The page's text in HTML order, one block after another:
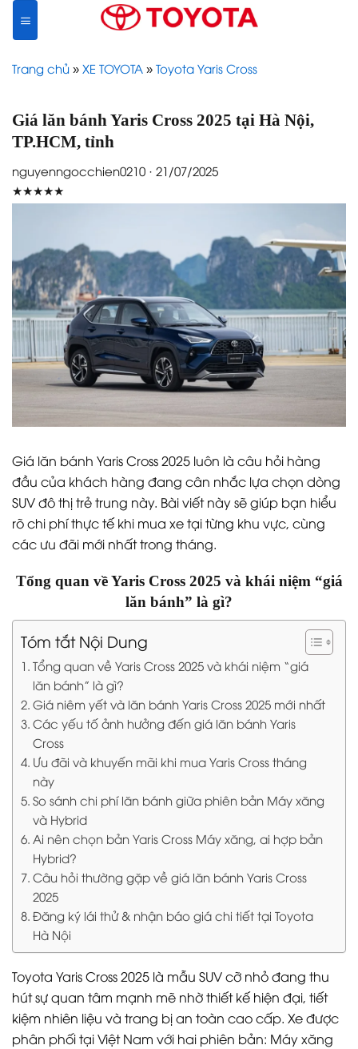
content
Trang chủ » XE TOYOTA » Toyota Yaris Cross
Giá lăn bánh Yaris Cross 2025 tại Hà Nội,
TP.HCM, tỉnh
nguyenngocchien0210 · 21/07/2025
★★★★★
Giá lăn bánh Yaris Cross 2025 luôn là câu hỏi hàng
đầu của khách hàng đang cân nhắc lựa chọn dòng
SUV đô thị trẻ trung này. Bài viết này sẽ giúp bạn hiểu
rõ chi phí thực tế khi mua xe tại từng khu vực, cùng
các ưu đãi mới nhất trong tháng.
Tổng quan về Yaris Cross 2025 và khái niệm “giá
lăn bánh” là gì?
Tóm tắt Nội Dung
Tổng quan về Yaris Cross 2025 và khái niệm “giá
lăn bánh” là gì?
Giá niêm yết và lăn bánh Yaris Cross 2025 mới nhất
Các yếu tố ảnh hưởng đến giá lăn bánh Yaris
Cross
Ưu đãi và khuyến mãi khi mua Yaris Cross tháng
này
So sánh chi phí lăn bánh giữa phiên bản Máy xăng
và Hybrid
Ai nên chọn bản Yaris Cross Máy xăng, ai hợp bản
Hybrid?
Câu hỏi thường gặp về giá lăn bánh Yaris Cross
2025
Đăng ký lái thử & nhận báo giá chi tiết tại Toyota
Hà Nội
Toyota Yaris Cross 2025 là mẫu SUV cỡ nhỏ đang thu
hút sự quan tâm mạnh mẽ nhờ thiết kế hiện đại, tiết
kiệm nhiên liệu và trang bị an toàn cao cấp. Xe được
phân phối tại Việt Nam với hai phiên bản: Máy xăng